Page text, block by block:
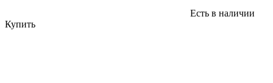
Есть в наличии
Купить